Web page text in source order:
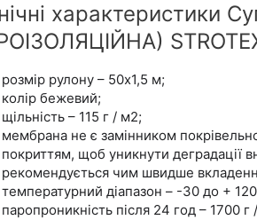
розмір рулону – 50х1,5 м;
колір бежевий;
щільність – 115 г / м2;
мембрана не є замінником
покриттям, щоб уникнути деградації
рекомендується чим швидше
температурний діапазон – -30 до +
паропроникність після 24 год – 1700 г